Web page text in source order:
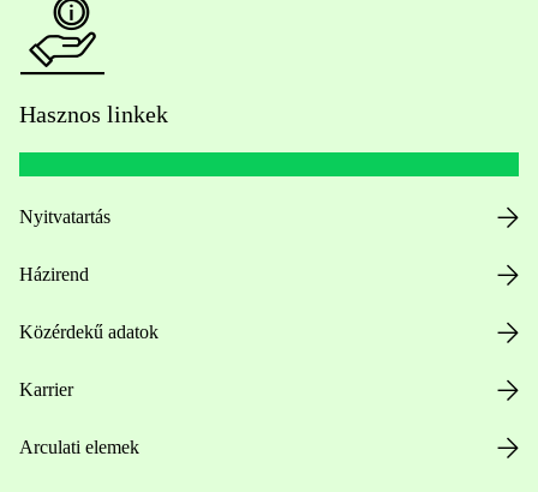
Hasznos linkek
Nyitvatartás
Házirend
Közérdekű adatok
Karrier
Arculati elemek